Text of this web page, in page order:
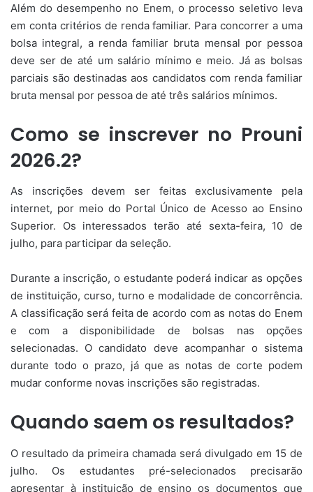
Além do desempenho no Enem, o processo seletivo leva
em conta critérios de renda familiar. Para concorrer a uma
bolsa integral, a renda familiar bruta mensal por pessoa
deve ser de até um salário mínimo e meio. Já as bolsas
parciais são destinadas aos candidatos com renda familiar
bruta mensal por pessoa de até três salários mínimos.
Como se inscrever no Prouni
2026.2?
As inscrições devem ser feitas exclusivamente pela
internet, por meio do Portal Único de Acesso ao Ensino
Superior. Os interessados terão até sexta-feira, 10 de
julho, para participar da seleção.
Durante a inscrição, o estudante poderá indicar as opções
de instituição, curso, turno e modalidade de concorrência.
A classificação será feita de acordo com as notas do Enem
e com a disponibilidade de bolsas nas opções
selecionadas. O candidato deve acompanhar o sistema
durante todo o prazo, já que as notas de corte podem
mudar conforme novas inscrições são registradas.
Quando saem os resultados?
O resultado da primeira chamada será divulgado em 15 de
julho. Os estudantes pré-selecionados precisarão
apresentar à instituição de ensino os documentos que